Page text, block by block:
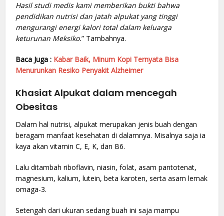
Hasil studi medis kami memberikan bukti bahwa
pendidikan nutrisi dan jatah alpukat yang tinggi
mengurangi energi kalori total dalam keluarga
keturunan Meksiko.” Tambahnya.
Baca Juga : Kabar Baik, Minum Kopi Ternyata Bisa
Menurunkan Resiko Penyakit Alzheimer
Khasiat Alpukat dalam mencegah
Obesitas
Dalam hal nutrisi, alpukat merupakan jenis buah dengan
beragam manfaat kesehatan di dalamnya. Misalnya saja ia
kaya akan vitamin C, E, K, dan B6.
Lalu ditambah riboflavin, niasin, folat, asam pantotenat,
magnesium, kalium, lutein, beta karoten, serta asam lemak
omaga-3.
Setengah dari ukuran sedang buah ini saja mampu